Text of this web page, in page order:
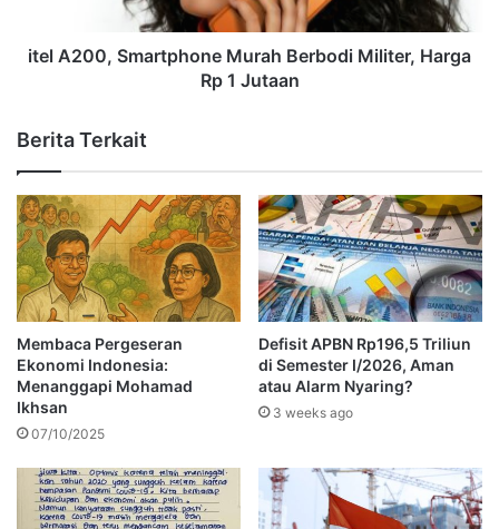
itel A200, Smartphone Murah Berbodi Militer, Harga
Rp 1 Jutaan
Berita Terkait
Membaca Pergeseran
Ekonomi Indonesia:
Menanggapi Mohamad
Ikhsan
07/10/2025
Defisit APBN Rp196,5 Triliun
di Semester I/2026, Aman
atau Alarm Nyaring?
3 weeks ago